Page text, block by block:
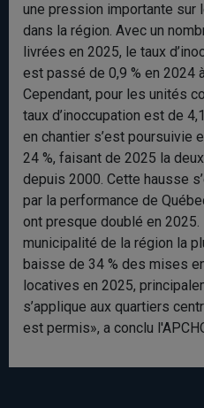
une pression importante sur
dans la région. Avec un
livrées en 2025, le taux
est passé de 0,9 % en 2024
Cependant, pour les unités
taux d’inoccupation est de
en chantier s’est poursuivie
24 %, faisant de 2025 la
depuis 2000. Cette hausse
par la performance de
ont presque doublé en
municipalité de la région la
baisse de 34 % des mises
locatives en 2025,
s’applique aux quartiers
est permis», a conclu